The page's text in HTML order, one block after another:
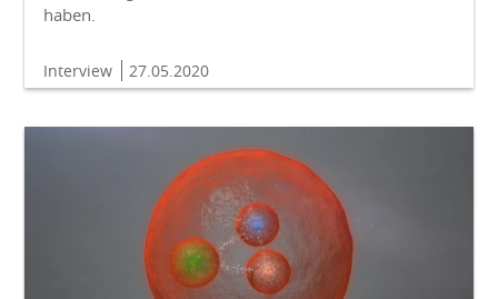
haben.
Interview 27.05.2020